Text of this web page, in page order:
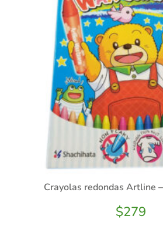
Crayolas redondas Artline
$279